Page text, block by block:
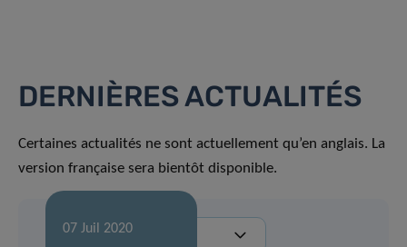
DERNIÈRES ACTUALITÉS
Certaines actualités ne sont actuellement qu’en anglais. La
version française sera bientôt disponible.
07 Juil 2020